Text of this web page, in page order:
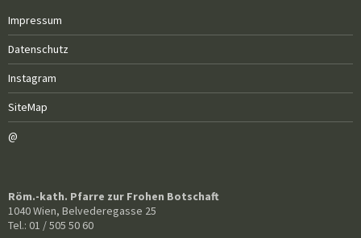
Impressum
Datenschutz
Instagram
SiteMap
@
Röm.-kath. Pfarre zur Frohen Botschaft
1040 Wien, Belvederegasse 25
Tel.: 01 / 505 50 60